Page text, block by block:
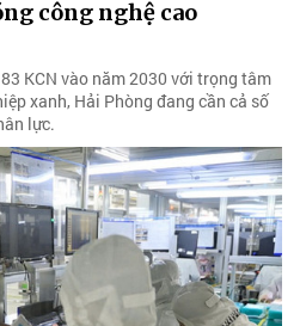
công nghệ cao
KCN vào năm 2030 với trọng tâm
xanh, Hải Phòng đang cần cả số
lực.